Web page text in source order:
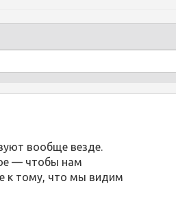
вообще везде.
— чтобы нам
к тому, что мы видим